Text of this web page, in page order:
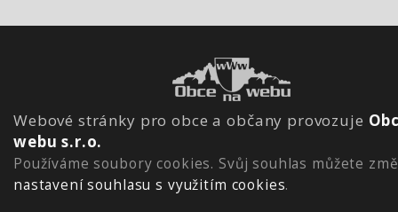
Webové stránky pro obce a občany provozuje
webu s.r.o.
Používáme soubory cookies. Svůj souhlas můžete
nastavení souhlasu s využitím cookies.